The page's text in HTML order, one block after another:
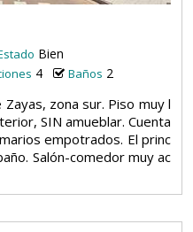
Bien
4 Baños 2
zona sur. Piso muy l
SIN amueblar. Cuenta
empotrados. El princ
Salón-comedor muy ac